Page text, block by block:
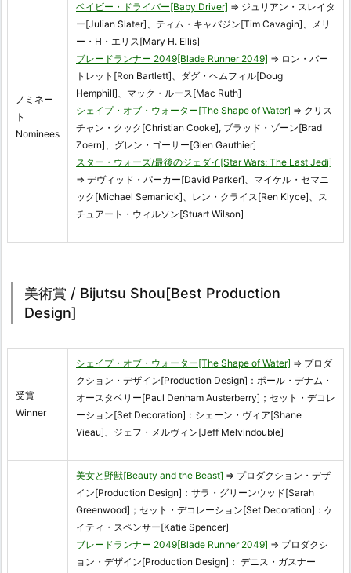
ノミネー
ト
Nominees
ベイビー・ドライバー[Baby Driver] ⇒ ジュリアン・スレイタ
ー[Julian Slater]、ティム・キャバジン[Tim Cavagin]、メリ
ー・H・エリス[Mary H. Ellis]
ブレードランナー 2049[Blade Runner 2049] ⇒ ロン・バー
トレット[Ron Bartlett]、ダグ・ヘムフィル[Doug
Hemphill]、マック・ルース[Mac Ruth]
シェイプ・オブ・ウォーター[The Shape of Water] ⇒ クリス
チャン・クック[Christian Cooke], ブラッド・ゾーン[Brad
Zoern]、グレン・ゴーサー[Glen Gauthier]
スター・ウォーズ/最後のジェダイ[Star Wars: The Last Jedi]
⇒ デヴィッド・パーカー[David Parker]、マイケル・セマニ
ック[Michael Semanick]、レン・クライス[Ren Klyce]、ス
チュアート・ウィルソン[Stuart Wilson]
美術賞 / Bijutsu Shou[Best Production
Design]
受賞
Winner
シェイプ・オブ・ウォーター[The Shape of Water] ⇒ プロダ
クション・デザイン[Production Design]：ポール・デナム・
オースタベリー[Paul Denham Austerberry]；セット・デコレ
ーション[Set Decoration]：シェーン・ヴィア[Shane
Vieau]、ジェフ・メルヴィン[Jeff Melvindouble]
美女と野獣[Beauty and the Beast] ⇒ プロダクション・デザ
イン[Production Design]：サラ・グリーンウッド[Sarah
Greenwood]；セット・デコレーション[Set Decoration]：ケ
イティ・スペンサー[Katie Spencer]
ブレードランナー 2049[Blade Runner 2049] ⇒ プロダクシ
ョン・デザイン[Production Design]： デニス・ガスナー